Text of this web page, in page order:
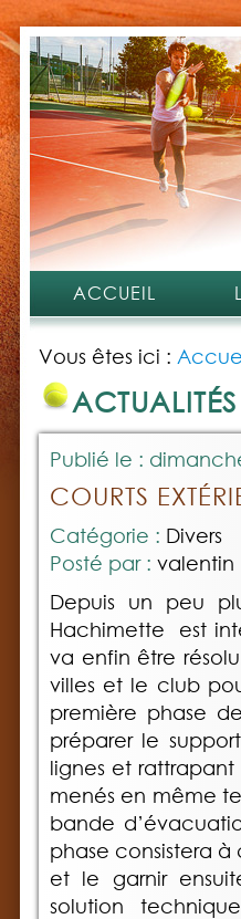
ACCUEIL
Vous êtes ici :
ACTUALITÉS
Publié le :
COURTS
Catégorie : Divers
Posté par : valentin
Depuis un peu
Hachimette est
va enfin être
villes et le club
première phase
préparer le
lignes et rattrapant
menés en même
bande
phase consistera
et le garnir
solution